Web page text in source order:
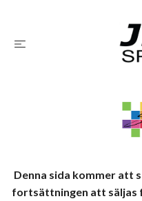
Denna sida kommer att
fortsättningen att säljas